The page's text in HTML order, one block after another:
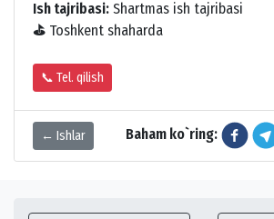
Ish tajribasi: Shartmas ish tajribasi
⛳ Toshkent shaharda
📞 Tel. qilish
← Ishlar Baham ko`ring: